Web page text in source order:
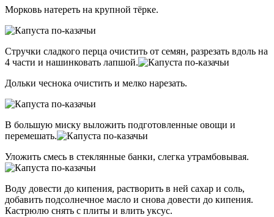
Морковь натереть на крупной тёрке.
Стручки сладкого перца очистить от семян, разрезать вдоль на
4 части и нашинковать лапшой.
Дольки чеснока очистить и мелко нарезать.
В большую миску выложить подготовленные овощи и
перемешать.
Уложить смесь в стеклянные банки, слегка утрамбовывая.
Воду довести до кипения, растворить в ней сахар и соль,
добавить подсолнечное масло и снова довести до кипения.
Кастрюлю снять с плиты и влить уксус.